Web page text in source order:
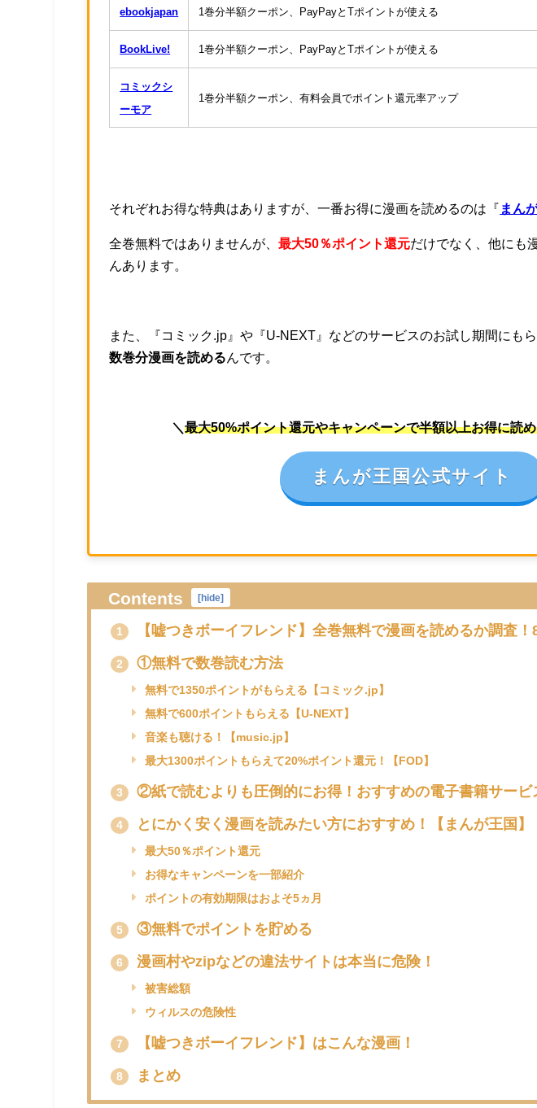
ebookjapan 1巻分半額クーポン、PayPayとTポイントが使える
BookLive! 1巻分半額クーポン、PayPayとTポイントが使える
コミックシ
ーモア
1巻分半額クーポン、有料会員でポイント還元率アップ
それぞれお得な特典はありますが、一番お得に漫画を読めるのは『 まん
全巻無料ではありませんが、最大50％ポイント還元だけでなく、他にも
んあります。
また、『コミック.jp』や『U-NEXT』などのサービスのお試し期間にも
数巻分漫画を読めるんです。
＼ 最大50%ポイント還元やキャンペーンで半額以上お得に読
まんが王国公式サイト
Contents [hide]
1 【嘘つきボーイフレンド】全巻無料で漫画を読めるか調査
2 ①無料で数巻読む方法
無料で1350ポイントがもらえる【コミック.jp】
無料で600ポイントもらえる【U-NEXT】
音楽も聴ける！【music.jp】
最大1300ポイントもらえて20%ポイント還元！【FOD】
3 ②紙で読むよりも圧倒的にお得！おすすめの電子書籍サービ
4 とにかく安く漫画を読みたい方におすすめ！【まんが王国】
最大50％ポイント還元
お得なキャンペーンを一部紹介
ポイントの有効期限はおよそ5ヵ月
5 ③無料でポイントを貯める
6 漫画村やzipなどの違法サイトは本当に危険！
被害総額
ウィルスの危険性
7 【嘘つきボーイフレンド】はこんな漫画！
8 まとめ